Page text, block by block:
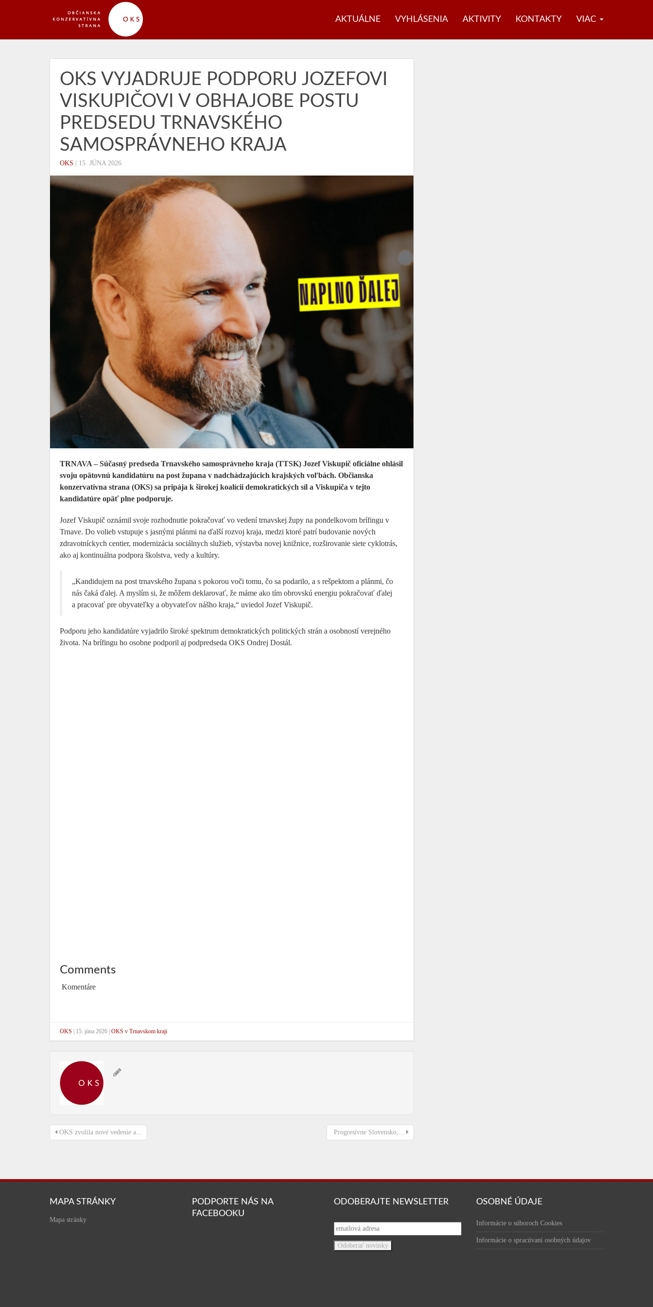
AKTUÁLNE VYHLÁSENIA AKTIVITY KONTAKTY VIAC
OKS VYJADRUJE PODPORU JOZEFOVI
VISKUPIČOVI V OBHAJOBE POSTU
PREDSEDU TRNAVSKÉHO
SAMOSPRÁVNEHO KRAJA
OKS 15. JÚNA 2026
TRNAVA – Súčasný predseda Trnavského samosprávneho kraja (TTSK) Jozef Viskupič oficiálne ohlásil
svoju opätovnú kandidatúru na post župana v nadchádzajúcich krajských voľbách. Občianska
konzervatívna strana (OKS) sa pripája k širokej koalícii demokratických síl a Viskupiča v tejto
kandidatúre opäť plne podporuje.
Jozef Viskupič oznámil svoje rozhodnutie pokračovať vo vedení trnavskej župy na pondelkovom brífingu v
Trnave. Do volieb vstupuje s jasnými plánmi na ďalší rozvoj kraja, medzi ktoré patrí budovanie nových
zdravotníckych centier, modernizácia sociálnych služieb, výstavba novej knižnice, rozširovanie siete cyklotrás,
ako aj kontinuálna podpora školstva, vedy a kultúry.
„Kandidujem na post trnavského župana s pokorou voči tomu, čo sa podarilo, a s rešpektom a plánmi, čo
nás čaká ďalej. A myslím si, že môžem deklarovať, že máme ako tím obrovskú energiu pokračovať ďalej
a pracovať pre obyvateľky a obyvateľov nášho kraja,“ uviedol Jozef Viskupič.
Podporu jeho kandidatúre vyjadrilo široké spektrum demokratických politických strán a osobností verejného
života. Na brífingu ho osobne podporil aj podpredseda OKS Ondrej Dostál.
Comments
Komentáre
OKS 15. júna 2026 OKS v Trnavskom kraji
OKS zvolila nové vedenie a... Progresívne Slovensko,...
MAPA STRÁNKY
Mapa stránky
PODPORTE NÁS NA
FACEBOOKU
ODOBERAJTE NEWSLETTER OSOBNÉ ÚDAJE
Informácie o súboroch Cookies
Informácie o spracúvaní osobných údajov